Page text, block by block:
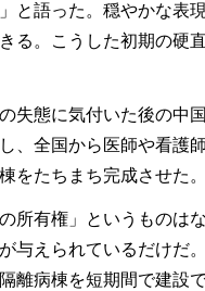
と語った。穏やかな表
る。こうした初期の硬
失態に気付いた後の中
、全国から医師や看護
をたちまち完成させた。
所有権」というものは
与えられているだけだ
離病棟を短期間で建設